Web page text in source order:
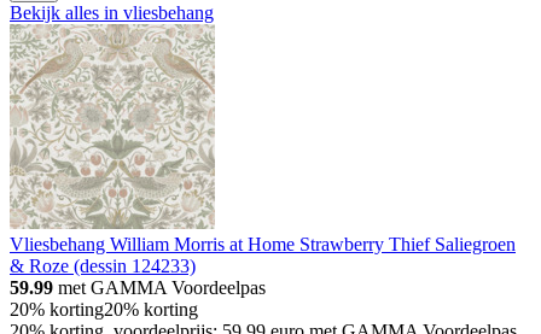
Bekijk alles in vliesbehang
Vliesbehang William Morris at Home Strawberry Thief Saliegroen
& Roze (dessin 124233)
59.99 met GAMMA Voordeelpas
20% korting20% korting